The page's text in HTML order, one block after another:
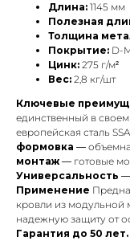
Длина: 1145 мм
Полезная
Толщина
Покрытие: D-
Цинк: 275 г/м²
Вес: 2,8 кг/шт
Ключевые
единственный в
европейская сталь
формовка —
монтаж — готовые
Универсальность —
Применение
кровли из модульной
надежную защиту от
Гарантия до 50